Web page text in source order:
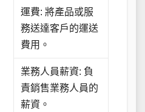
運費: 將產品或服
務送達客戶的運送
費用。
業務人員薪資: 負
責銷售業務人員的
薪資。